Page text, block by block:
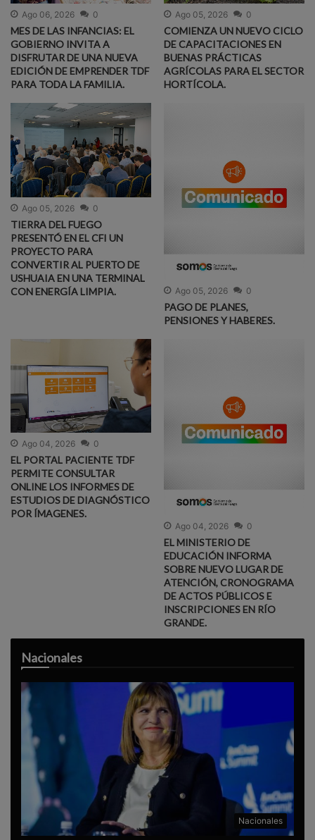
Ago 06, 2026 0
MES DE LAS INFANCIAS: EL
GOBIERNO INVITA A
DISFRUTAR DE UNA NUEVA
EDICIÓN DE EMPRENDER TDF
PARA TODA LA FAMILIA.
Ago 05, 2026 0
COMIENZA UN NUEVO CICLO
DE CAPACITACIONES EN
BUENAS PRÁCTICAS
AGRÍCOLAS PARA EL SECTOR
HORTÍCOLA.
Ago 05, 2026 0
TIERRA DEL FUEGO
PRESENTÓ EN EL CFI UN
PROYECTO PARA
CONVERTIR AL PUERTO DE
USHUAIA EN UNA TERMINAL
CON ENERGÍA LIMPIA.
Ago 05, 2026 0
PAGO DE PLANES,
PENSIONES Y HABERES.
Ago 04, 2026 0
EL PORTAL PACIENTE TDF
PERMITE CONSULTAR
ONLINE LOS INFORMES DE
ESTUDIOS DE DIAGNÓSTICO
POR ÍMAGENES.
Ago 04, 2026 0
EL MINISTERIO DE
EDUCACIÓN INFORMA
SOBRE NUEVO LUGAR DE
ATENCIÓN, CRONOGRAMA
DE ACTOS PÚBLICOS E
INSCRIPCIONES EN RÍO
GRANDE.
Nacionales
Nacionales